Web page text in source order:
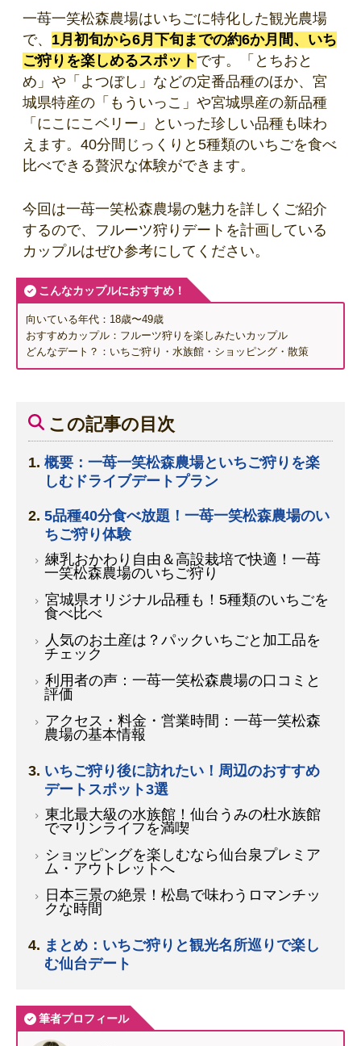
一苺一笑松森農場はいちごに特化した観光農場
で、 1月初旬から6月下旬までの約6か月間、いち
ご狩りを楽しめるスポット です。「とちおと
め」や「よつぼし」などの定番品種のほか、宮
城県特産の「もういっこ」や宮城県産の新品種
「にこにこベリー」といった珍しい品種も味わ
えます。40分間じっくりと5種類のいちごを食べ
比べできる贅沢な体験ができます。
今回は一苺一笑松森農場の魅力を詳しくご紹介
するので、フルーツ狩りデートを計画している
カップルはぜひ参考にしてください。
こんなカップルにおすすめ！
向いている年代：18歳〜49歳
おすすめカップル：フルーツ狩りを楽しみたいカップル
どんなデート？：いちご狩り・水族館・ショッピング・散策
この記事の目次
概要：一苺一笑松森農場といちご狩りを楽
しむドライブデートプラン
5品種40分食べ放題！一苺一笑松森農場のい
ちご狩り体験
練乳おかわり自由＆高設栽培で快適！一苺
一笑松森農場のいちご狩り
宮城県オリジナル品種も！5種類のいちごを
食べ比べ
人気のお土産は？パックいちごと加工品を
チェック
利用者の声：一苺一笑松森農場の口コミと
評価
アクセス・料金・営業時間：一苺一笑松森
農場の基本情報
いちご狩り後に訪れたい！周辺のおすすめ
デートスポット3選
東北最大級の水族館！仙台うみの杜水族館
でマリンライフを満喫
ショッピングを楽しむなら仙台泉プレミア
ム・アウトレットへ
日本三景の絶景！松島で味わうロマンチッ
クな時間
まとめ：いちご狩りと観光名所巡りで楽し
む仙台デート
筆者プロフィール